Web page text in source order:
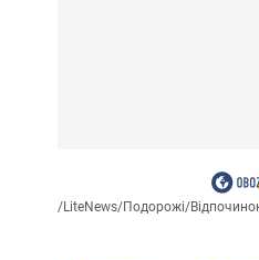
/LiteNews/Подорожі/